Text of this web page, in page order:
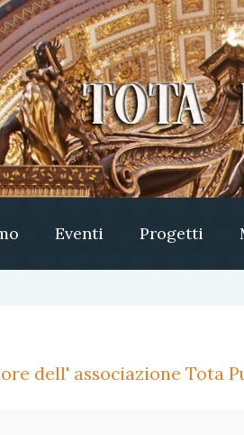
Eventi Progetti
dell' associazione Tota